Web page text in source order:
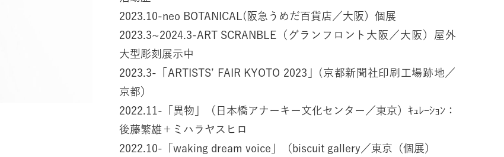
2023.10-neo BOTANICAL(阪急うめだ百貨店／大阪）個展
2023.3~2024.3-ART SCRANBLE（グランフロント大阪／大阪）屋外
大型彫刻展示中
2023.3-「ARTISTSʼ FAIR KYOTO 2023」(京都新聞社印刷工場跡地／
京都）
2022.11-「異物」（日本橋アナーキー文化センター／東京）ｷｭﾚｰｼｮﾝ：
後藤繁雄＋ミハラヤスヒロ
2022.10-「waking dream voice」（biscuit gallery／東京（個展）